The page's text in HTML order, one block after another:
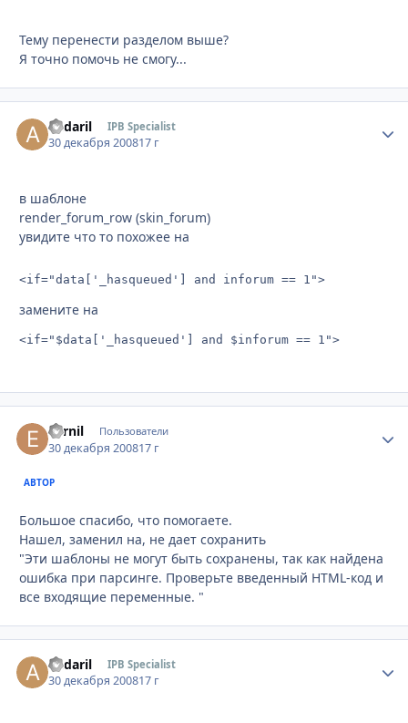
Тему перенести разделом выше?
Я точно помочь не смогу...
andaril IPB Specialist
30 декабря 200817 г
в шаблоне
render_forum_row (skin_forum)
увидите что то похожее на
<if="data['_hasqueued'] and inforum == 1">
замените на
<if="$data['_hasqueued'] and $inforum == 1">
Earnil Пользователи
30 декабря 200817 г
АВТОР
Большое спасибо, что помогаете.
Нашел, заменил на, не дает сохранить
"Эти шаблоны не могут быть сохранены, так как найдена
ошибка при парсинге. Проверьте введенный HTML-код и
все входящие переменные. "
andaril IPB Specialist
30 декабря 200817 г